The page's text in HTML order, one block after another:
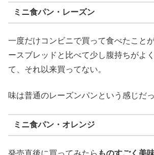
ミニ食パン・レーズン
一度だけコンビニで買って食べたこと
ースブレッドと比べて少し腹持ちがよ
て、それ以来買ってない。
味は普通のレーズンパンという感じだっ
ミニ食パン・オレンジ